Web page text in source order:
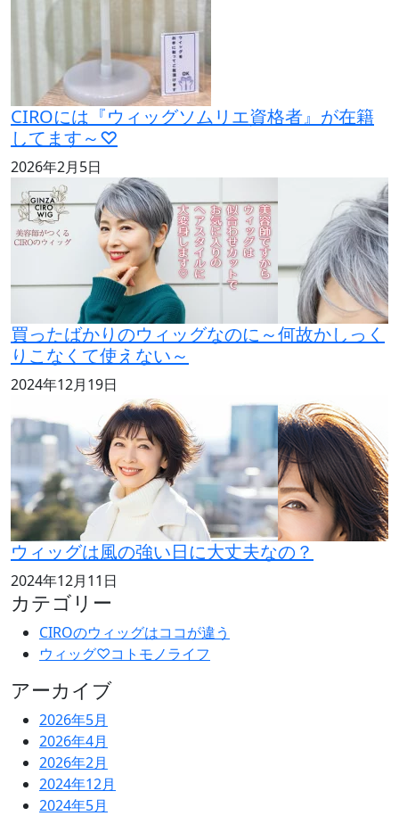
CIROには『ウィッグソムリエ資格者』が在籍
してます～♡
2026年2月5日
買ったばかりのウィッグなのに～何故かしっく
りこなくて使えない～
2024年12月19日
ウィッグは風の強い日に大丈夫なの？
2024年12月11日
カテゴリー
CIROのウィッグはココが違う
ウィッグ♡コトモノライフ
アーカイブ
2026年5月
2026年4月
2026年2月
2024年12月
2024年5月